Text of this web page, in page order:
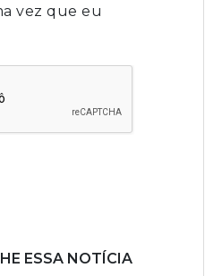
vez que eu
ESSA NOTÍCIA